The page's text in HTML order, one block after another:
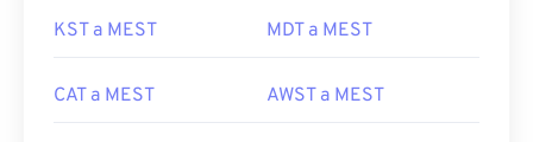
KST a MEST MDT a MEST
CAT a MEST AWST a MEST